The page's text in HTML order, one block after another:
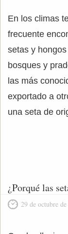
En los climas
frecuente
setas y
bosques y
las más
exportado a
una seta de
¿Porqué las
29 de octubre